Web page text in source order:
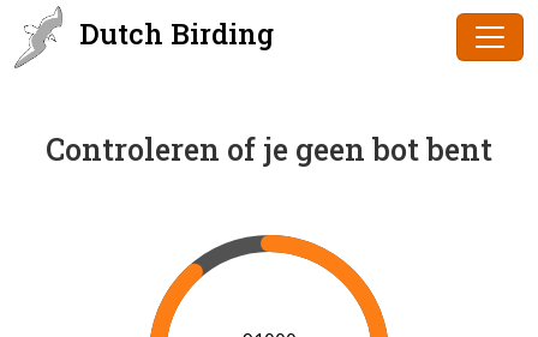
Dutch Birding
Controleren of je geen bot bent